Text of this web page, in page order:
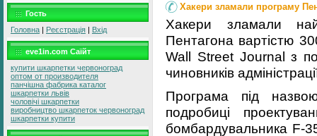
Гость
Головна | Реєстрація | Вхід
eve1in.com Саїйт
купити шкарпетки червоноград
оптом от производителя
панчішна фабрика каталог
шкарпетки львів
чоловічі шкарпетки
виробництво шкарпеток червоноград
шкарпетки купити
Хакери зламали програму
Хакери зламали
Пентагона вартістю
Wall Street Journal з
чиновників
Програма під
подробиці
бомбардувальника F-